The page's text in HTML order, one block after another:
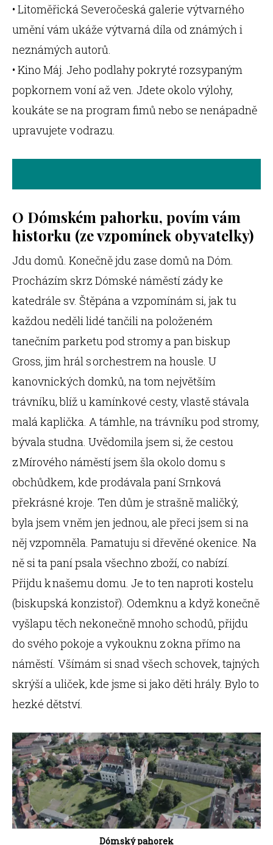
• Litoměřická Severočeská galerie výtvarného
umění vám ukáže výtvarná díla od známých i
neznámých autorů.
• Kino Máj. Jeho podlahy pokryté rozsypaným
popkornem voní až ven. Jdete okolo výlohy,
koukáte se na program fimů nebo se nenápadně
upravujete v odrazu.
O Dómském pahorku, povím vám
historku (ze vzpomínek obyvatelky)
Jdu domů. Konečně jdu zase domů na Dóm.
Procházím skrz Dómské náměstí zády ke
katedrále sv. Štěpána a vzpomínám si, jak tu
každou neděli lidé tančili na položeném
tanečním parketu pod stromy a pan biskup
Gross, jim hrál s orchestrem na housle. U
kanovnických domků, na tom největším
trávníku, blíž u kamínkové cesty, vlastě stávala
malá kaplička. A támhle, na trávníku pod stromy,
bývala studna. Uvědomila jsem si, že cestou
z Mírového náměstí jsem šla okolo domu s
obchůdkem, kde prodávala paní Srnková
překrásné kroje. Ten dům je strašně maličký,
byla jsem v něm jen jednou, ale přeci jsem si na
něj vzpomněla. Pamatuju si dřevěné okenice. Na
ně si ta paní psala všechno zboží, co nabízí.
Přijdu k našemu domu. Je to ten naproti kostelu
(biskupská konzistoř). Odemknu a když konečně
vyšlapu těch nekonečně mnoho schodů, přijdu
do svého pokoje a vykouknu z okna přímo na
náměstí. Všímám si snad všech schovek, tajných
skrýší a uliček, kde jsme si jako děti hrály. Bylo to
hezké dětství.
Dómský pahorek